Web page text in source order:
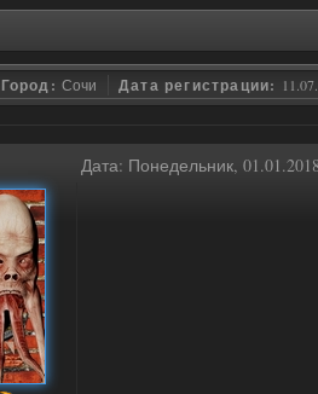
Город:Сочи Дата регистрации:
Дата: Понедельник,